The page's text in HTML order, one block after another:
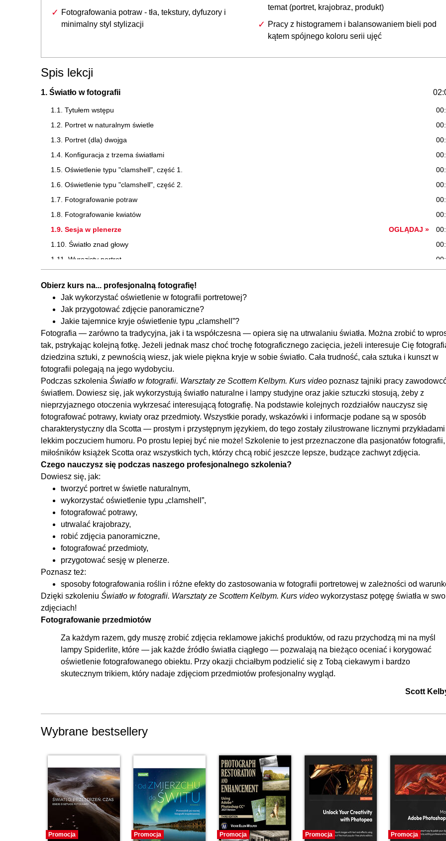
Fotografowania potraw - tła, tekstury, dyfuzory i
minimalny styl stylizacji
temat (portret, krajobraz, produkt)
Pracy z histogramem i balansowaniem bieli pod
kątem spójnego koloru serii ujęć
Spis lekcji
1. Światło w fotografii
1.1. Tytułem wstępu
1.2. Portret w naturalnym świetle
1.3. Portret (dla) dwojga
1.4. Konfiguracja z trzema światłami
1.5. Oświetlenie typu "clamshell", część 1.
1.6. Oświetlenie typu "clamshell", część 2.
1.7. Fotografowanie potraw
1.8. Fotografowanie kwiatów
1.9. Sesja w plenerze
OGLĄDAJ »
1.10. Światło znad głowy
1.11. Wyrazisty portret
1.13. Nasadka naśladująca lampę pierścieniową
1.14. Zdjęcia panoramiczne
1.15. Oświetlenie portretowe
1.16. Sugestywny portret
1.17. Fotografowanie przedmiotów
Obierz kurs na... profesjonalną fotografię!
Jak wykorzystać oświetlenie w fotografii portretowej?
Jak przygotować zdjęcie panoramiczne?
Jakie tajemnice kryje oświetlenie typu „clamshell”?
Fotografia — zarówno ta tradycyjna, jak i ta współczesna — opiera się na utrwalaniu światła. Można zrobić to
tak, pstrykając kolejną fotkę. Jeżeli jednak masz choć trochę fotograficznego zacięcia, jeżeli interesuje Cię
dziedzina sztuki, z pewnością wiesz, jak wiele piękna kryje w sobie światło. Cała trudność, cała sztuka i kunszt w
fotografii polegają na jego wydobyciu.
Podczas szkolenia Światło w fotografii. Warsztaty ze Scottem Kelbym. Kurs video poznasz tajniki pracy
światłem. Dowiesz się, jak wykorzystują światło naturalne i lampy studyjne oraz jakie sztuczki stosują, żeby z
nieprzyjaznego otoczenia wykrzesać interesującą fotografię. Na podstawie kolejnych rozdziałów nauczysz się
fotografować potrawy, kwiaty oraz przedmioty. Wszystkie porady, wskazówki i informacje podane są w sposób
charakterystyczny dla Scotta — prostym i przystępnym językiem, do tego zostały zilustrowane licznymi
lekkim poczuciem humoru. Po prostu lepiej być nie może! Szkolenie to jest przeznaczone dla pasjonatów fotografii,
miłośników książek Scotta oraz wszystkich tych, którzy chcą robić jeszcze lepsze, budzące zachwyt zdjęcia.
Czego nauczysz się podczas naszego profesjonalnego szkolenia?
Dowiesz się, jak:
tworzyć portret w świetle naturalnym,
wykorzystać oświetlenie typu „clamshell”,
fotografować potrawy,
utrwalać krajobrazy,
robić zdjęcia panoramiczne,
fotografować przedmioty,
przygotować sesję w plenerze.
Poznasz też:
sposoby fotografowania roślin i różne efekty do zastosowania w fotografii portretowej w zależności od
Dzięki szkoleniu Światło w fotografii. Warsztaty ze Scottem Kelbym. Kurs video wykorzystasz potęgę światła w
zdjęciach!
Fotografowanie przedmiotów
Za każdym razem, gdy muszę zrobić zdjęcia reklamowe jakichś produktów, od razu przychodzą mi na myśl
lampy Spiderlite, które — jak każde źródło światła ciągłego — pozwalają na bieżąco oceniać i korygować
oświetlenie fotografowanego obiektu. Przy okazji chciałbym podzielić się z Tobą ciekawym i bardzo
skutecznym trikiem, który nadaje zdjęciom przedmiotów profesjonalny wygląd.
Scott
Wybrane bestsellery
Promocja Promocja Promocja Promocja Promocja